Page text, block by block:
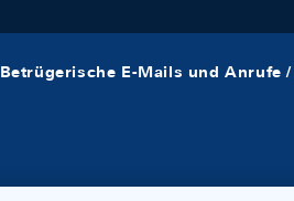
Betrügerische E-Mails und Anrufe